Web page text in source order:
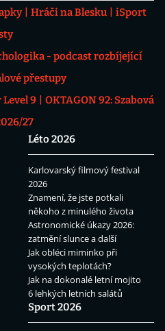
Hráči na Blesku
iSport
- podcast rozbíjející
přestupy
9
OKTAGON 92: Szabová
27
Léto 2026
Karlovarský filmový festival
2026
Znamení, že jste potkali
někoho z minulého života
Astronomické úkazy 2026:
zatmění slunce a další
Jak obléci miminko při
vysokých teplotách?
Jak na dokonalé letní mojito
6 lehkých letních salátů
Sport 2026